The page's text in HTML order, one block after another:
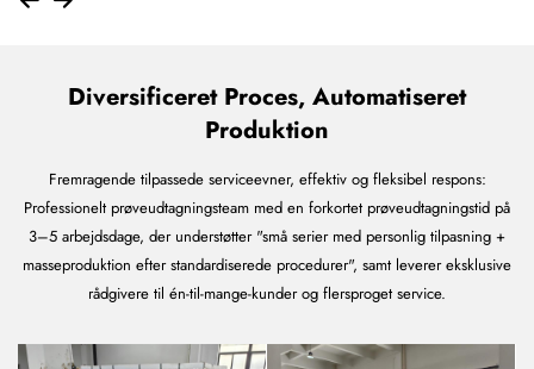
Diversificeret Proces, Automatiseret
Produktion
Fremragende tilpassede serviceevner, effektiv og fleksibel respons:
Professionelt prøveudtagningsteam med en forkortet prøveudtagningstid på
3–5 arbejdsdage, der understøtter "små serier med personlig tilpasning +
masseproduktion efter standardiserede procedurer", samt leverer eksklusive
rådgivere til én-til-mange-kunder og flersproget service.